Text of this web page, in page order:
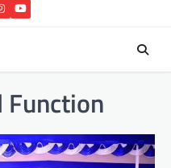
Instagram
YouTube
Function